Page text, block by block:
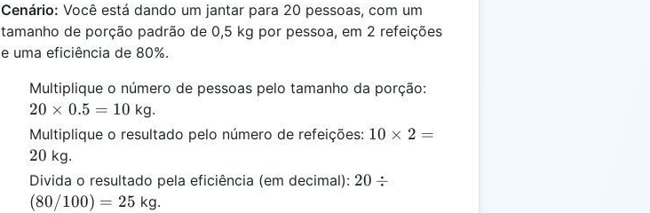
Cenário: Você está dando um jantar para 20 pessoas, com um
tamanho de porção padrão de 0,5 kg por pessoa, em 2 refeições
e uma eficiência de 80%.
Multiplique o número de pessoas pelo tamanho da porção:
20 × 0.5 = 10 kg.
Multiplique o resultado pelo número de refeições: 10
2 =
10 × 2 =
20 kg.
Divida o resultado pela eficiência (em decimal): 20 \div
20 ÷
(80/100) = 25 kg.